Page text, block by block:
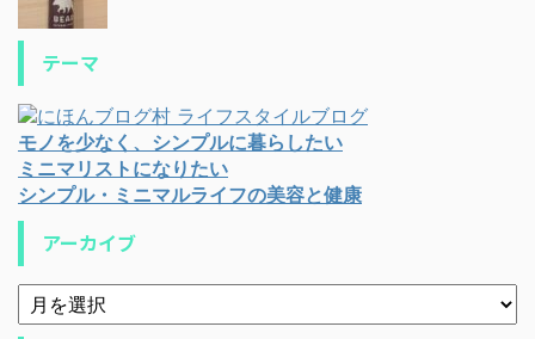
テーマ
モノを少なく、シンプルに暮らしたい
ミニマリストになりたい
シンプル・ミニマルライフの美容と健康
アーカイブ